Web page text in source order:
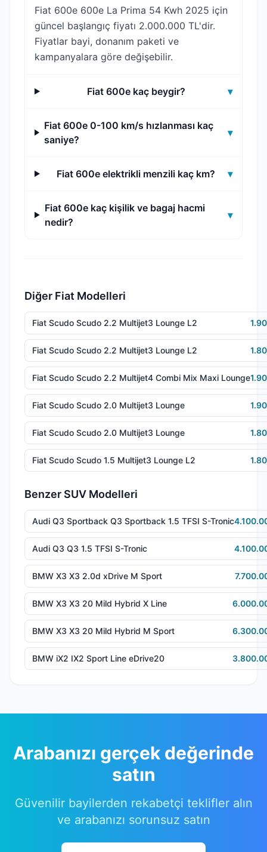
Fiat 600e 600e La Prima 54 Kwh 2025 için
güncel başlangıç fiyatı 2.000.000 TL'dir.
Fiyatlar bayi, donanım paketi ve
kampanyalara göre değişebilir.
Fiat 600e kaç beygir? ▾
Fiat 600e 0-100 km/s hızlanması kaç
saniye?
▾
Fiat 600e elektrikli menzili kaç km? ▾
Fiat 600e kaç kişilik ve bagaj hacmi
nedir?
▾
Diğer Fiat Modelleri
Fiat Scudo Scudo 2.2 Multijet3 Lounge L2
Fiat Scudo Scudo 2.2 Multijet3 Lounge L2
Fiat Scudo Scudo 2.2 Multijet4 Combi Mix Maxi Lounge
Fiat Scudo Scudo 2.0 Multijet3 Lounge
Fiat Scudo Scudo 2.0 Multijet3 Lounge
Fiat Scudo Scudo 1.5 Multijet3 Lounge L2
Benzer SUV Modelleri
Audi Q3 Sportback Q3 Sportback 1.5 TFSI S-Tronic
Audi Q3 Q3 1.5 TFSI S-Tronic
BMW X3 X3 2.0d xDrive M Sport
BMW X3 X3 20 Mild Hybrid X Line
BMW X3 X3 20 Mild Hybrid M Sport
BMW iX2 IX2 Sport Line eDrive20
Arabanızı gerçek değerinde
satın
Güvenilir bayilerden rekabetçi teklifler alın
ve arabanızı sorunsuz satın